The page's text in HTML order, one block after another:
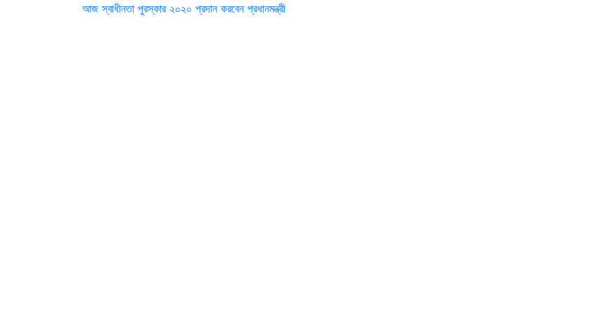
আজ স্বাধীনতা পুরস্কার ২০২০ প্রদান করবেন প্রধানমন্ত্রী